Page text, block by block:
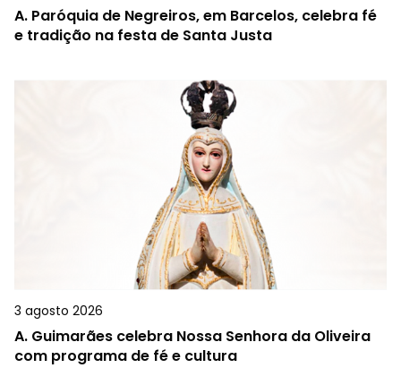
A. Paróquia de Negreiros, em Barcelos, celebra fé
e tradição na festa de Santa Justa
3 agosto 2026
A. Guimarães celebra Nossa Senhora da Oliveira
com programa de fé e cultura